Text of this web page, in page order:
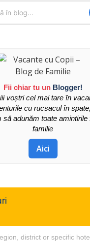
Fii chiar tu un Blogger!
voștri cel mai tare în
cu rucsacul în
să adunăm toate amintirile
familie
Aici